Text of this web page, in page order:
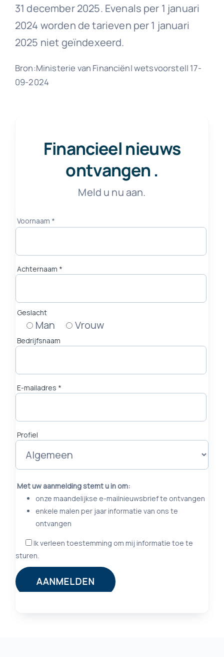
31 december 2025. Evenals per 1 januari
2024 worden de tarieven per 1 januari
2025 niet geïndexeerd.
Bron:Ministerie van Financiën| wetsvoorstel| 17-
09-2024
Financieel nieuws
ontvangen .
Meld u nu aan.